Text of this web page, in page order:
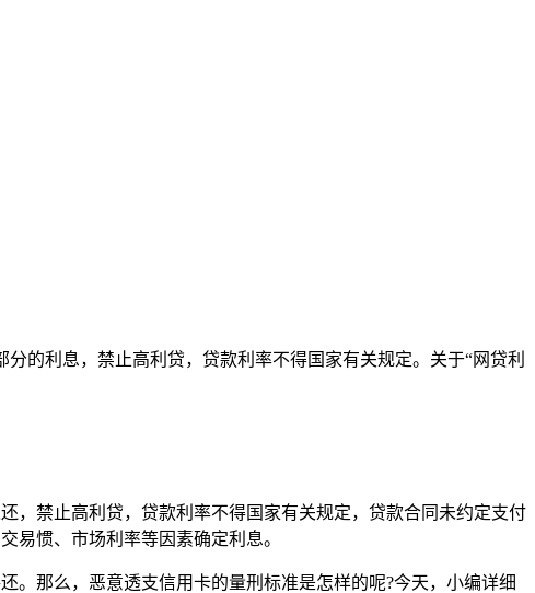
的利息，禁止高利贷，贷款利率不得国家有关规定。关于“网贷利
，禁止高利贷，贷款利率不得国家有关规定，贷款合同未约定支付
易惯、市场利率等因素确定利息。
。那么，恶意透支信用卡的量刑标准是怎样的呢?今天，小编详细